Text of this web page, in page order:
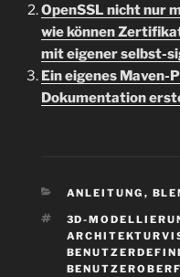
OpenSSL nicht nur
wie können
mit eigener selbst-
Ein eigenes Maven-
Dokumentation
KATEGORIEN
ANLEITUNG ,
SCHLAGWÖRTER
3D-